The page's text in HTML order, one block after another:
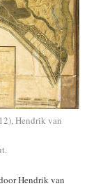
Hendrik van
Hendrik van